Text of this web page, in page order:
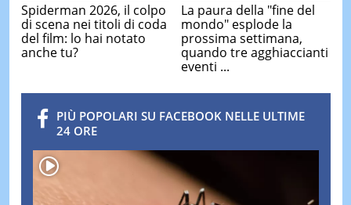
Spiderman 2026, il colpo
di scena nei titoli di coda
del film: lo hai notato
anche tu?
La paura della "fine del
mondo" esplode la
prossima settimana,
quando tre agghiaccianti
eventi ...
PIÙ POPOLARI SU FACEBOOK NELLE ULTIME
24 ORE